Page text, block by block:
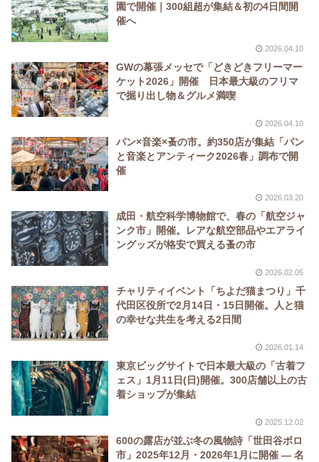
園で開催｜300組超が集結＆初の4日間開
催へ
2026.04.10
GWの幕張メッセで「どきどきフリーマー
ケット2026」開催 日本最大級のフリマ
で掘り出し物＆グルメ満喫
2026.04.10
パン×音楽×蚤の市。約350店が集結「パン
と音楽とアンティーク2026春」調布で開
催
2026.03.20
成田・航空科学博物館で、春の「航空ジャ
ンク市」開催。レアな航空部品やエアライ
ングッズが格安で買える蚤の市
2026.02.05
チャリティイベント「ちよだ猫まつり」千
代田区役所で2月14日・15日開催。人と猫
の幸せな共生を考える2日間
2026.01.14
東京ビッグサイトで日本最大級の「古着フ
ェス」1月11日(日)開催。300店舗以上の古
着ショップが集結
2025.12.02
600の露店が並ぶ冬の風物詩「世田谷ボロ
市」2025年12月・2026年1月に開催 ― 名